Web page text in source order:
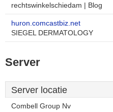
rechtswinkelschiedam | Blog
huron.comcastbiz.net
SIEGEL DERMATOLOGY
Server
Server locatie
Combell Group Nv